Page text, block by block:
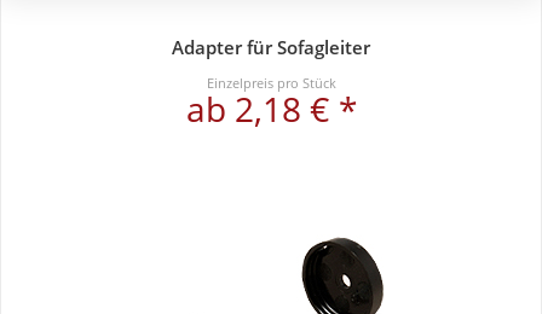
Adapter für Sofagleiter
Einzelpreis pro Stück
ab 2,18 € *